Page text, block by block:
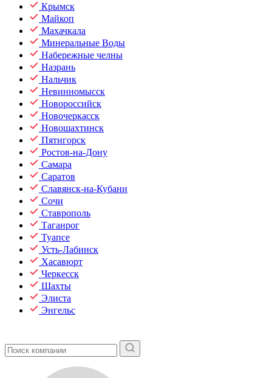
Крымск
Майкоп
Махачкала
Минеральные Воды
Набережные челны
Назрань
Нальчик
Невинномысск
Новороссийск
Новочеркасск
Новошахтинск
Пятигорск
Ростов-на-Дону
Самара
Саратов
Славянск-на-Кубани
Сочи
Ставрополь
Таганрог
Туапсе
Усть-Лабинск
Хасавюрт
Черкесск
Шахты
Элиста
Энгельс